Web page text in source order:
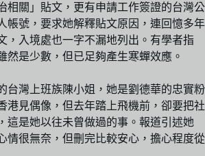
相關」貼文，更有申請工作簽證的台灣公
帳號，要求她解釋貼文原因，連回憶多年
，入境處也一字不漏地列出。有學者指
然是少數，但已足夠產生寒蟬效應。
台灣上班族陳小姐，她是劉德華的忠實粉
港見偶像，但去年踏上飛機前，卻要把社
這是她以往未曾做過的事。報道引述她
情很無奈，但刪完比較安心，擔心程度從